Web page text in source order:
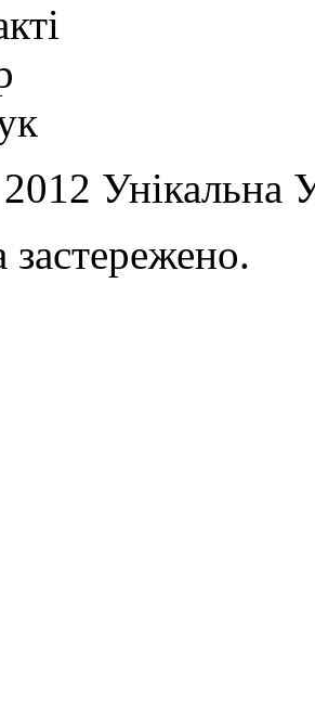
Унікальна
застережено.